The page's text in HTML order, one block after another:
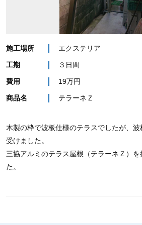
施工場所 エクステリア
工期 ３日間
費用 19万円
商品名 テラーネＺ
木製の枠で波板仕様のテラスでしたが、
受けました。
三協アルミのテラス屋根（テラーネＺ）
た。